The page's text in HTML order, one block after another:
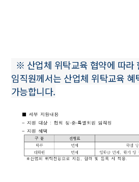
※ 산업체 위탁교육 협약에 따라
임직원께서는 산업체 위탁교육 혜
가능합니다.